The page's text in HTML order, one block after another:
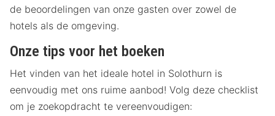
de beoordelingen van onze gasten over zowel de
hotels als de omgeving.
Onze tips voor het boeken
Het vinden van het ideale hotel in Solothurn is
eenvoudig met ons ruime aanbod! Volg deze checklist
om je zoekopdracht te vereenvoudigen: